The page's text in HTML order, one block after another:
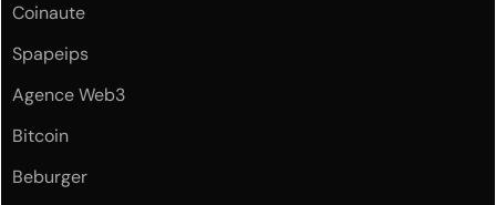
Coinaute
Spapeips
Agence Web3
Bitcoin
Beburger